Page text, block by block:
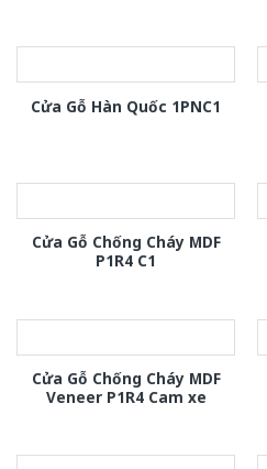
Cửa Gỗ Hàn Quốc 1PNC1
Cửa Gỗ Chống Cháy MDF
P1R4 C1
Cửa Gỗ Chống Cháy MDF
Veneer P1R4 Cam xe